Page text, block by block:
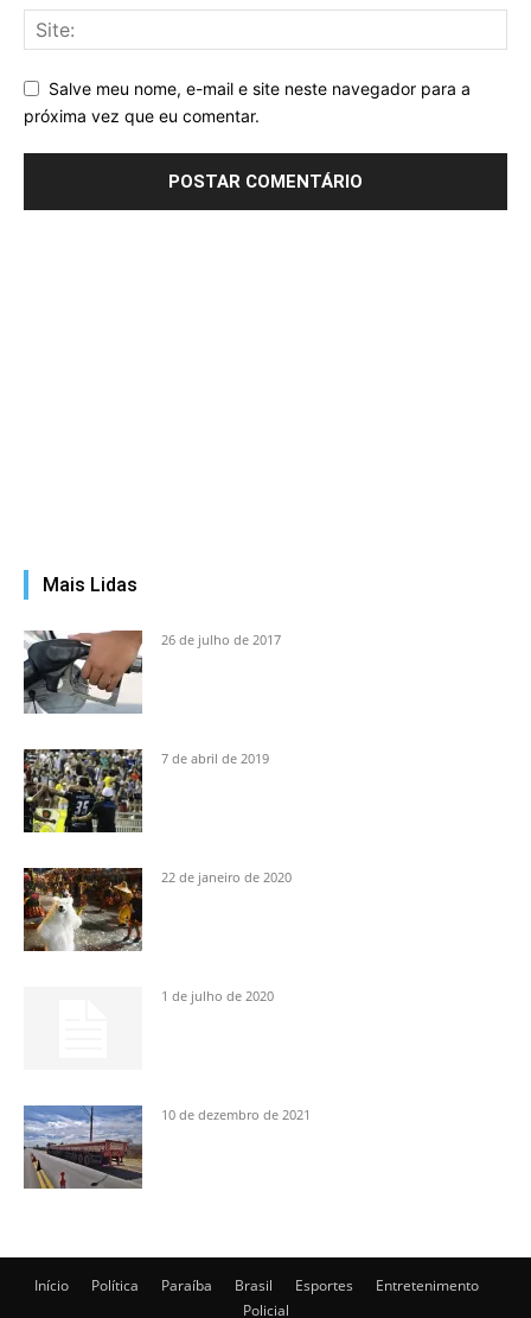
Salve meu nome, e-mail e site neste navegador para a
próxima vez que eu comentar.
Mais Lidas
26 de julho de 2017
7 de abril de 2019
22 de janeiro de 2020
1 de julho de 2020
10 de dezembro de 2021
Início Política Paraíba Brasil Esportes
Entretenimento
Policial